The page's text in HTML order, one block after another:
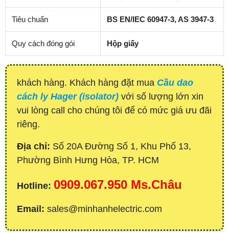
Tiêu chuẩn BS EN/IEC 60947-3, AS 3947-3
Quy cách đóng gói Hộp giấy
khách hàng. Khách hàng đặt mua Cầu dao
cách ly Hager (isolator) với số lượng lớn xin
vui lòng call cho chúng tôi để có mức giá ưu đãi
riêng.
Địa chỉ: Số 20A Đường Số 1, Khu Phố 13,
Phường Bình Hưng Hòa, TP. HCM
Hotline: 0909.067.950 Ms.Châu
Email: sales@minhanhelectric.com